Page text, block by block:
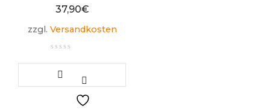
37,90€
zzgl. Versandkosten